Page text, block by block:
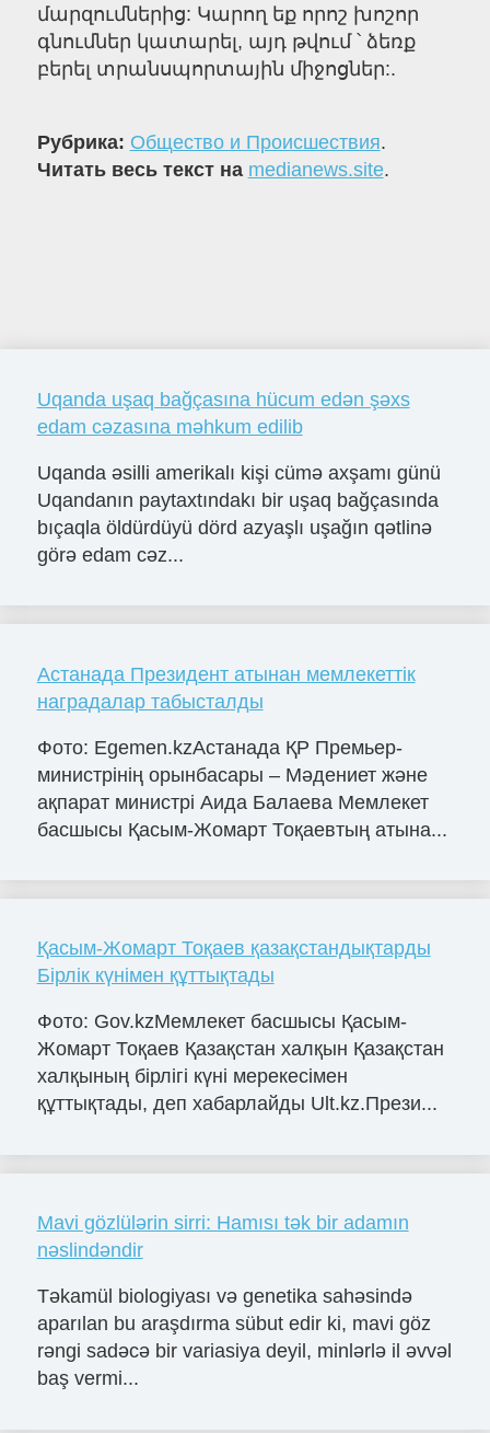
մարզումներից: Կարող եք որոշ խոշոր
գնումներ կատարել, այդ թվում ՝ ձեռք
բերել տրանսպորտային միջոցներ:.
Рубрика: Общество и Происшествия.
Читать весь текст на medianews.site.
Uqanda uşaq bağçasına hücum edən şəxs
edam cəzasına məhkum edilib
Uqanda əsilli amerikalı kişi cümə axşamı günü
Uqandanın paytaxtındakı bir uşaq bağçasında
bıçaqla öldürdüyü dörd azyaşlı uşağın qətlinə
görə edam cəz...
Астанада Президент атынан мемлекеттік
наградалар табысталды
Фото: Egemen.kzАстанада ҚР Премьер-
министрінің орынбасары – Мәдениет және
ақпарат министрі Аида Балаева Мемлекет
басшысы Қасым-Жомарт Тоқаевтың атына...
Қасым-Жомарт Тоқаев қазақстандықтарды
Бірлік күнімен құттықтады
Фото: Gov.kzМемлекет басшысы Қасым-
Жомарт Тоқаев Қазақстан халқын Қазақстан
халқының бірлігі күні мерекесімен
құттықтады, деп хабарлайды Ult.kz.Прези...
Mavi gözlülərin sirri: Hamısı tək bir adamın
nəslindəndir
Təkamül biologiyası və genetika sahəsində
aparılan bu araşdırma sübut edir ki, mavi göz
rəngi sadəcə bir variasiya deyil, minlərlə il əvvəl
baş vermi...